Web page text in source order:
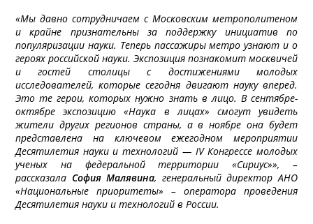
«Мы давно сотрудничаем с Московским метрополитеном
и крайне признательны за поддержку инициатив по
популяризации науки. Теперь пассажиры метро узнают и о
героях российской науки. Экспозиция познакомит москвичей
и гостей столицы с достижениями молодых
исследователей, которые сегодня двигают науку вперед.
Это те герои, которых нужно знать в лицо. В сентябре-
октябре экспозицию «Наука в лицах» смогут увидеть
жители других регионов страны, а в ноябре она будет
представлена на ключевом ежегодном мероприятии
Десятилетия науки и технологий — IV Конгрессе молодых
ученых на федеральной территории «Сириус»», –
рассказала София Малявина, генеральный директор АНО
«Национальные приоритеты» – оператора проведения
Десятилетия науки и технологий в России.